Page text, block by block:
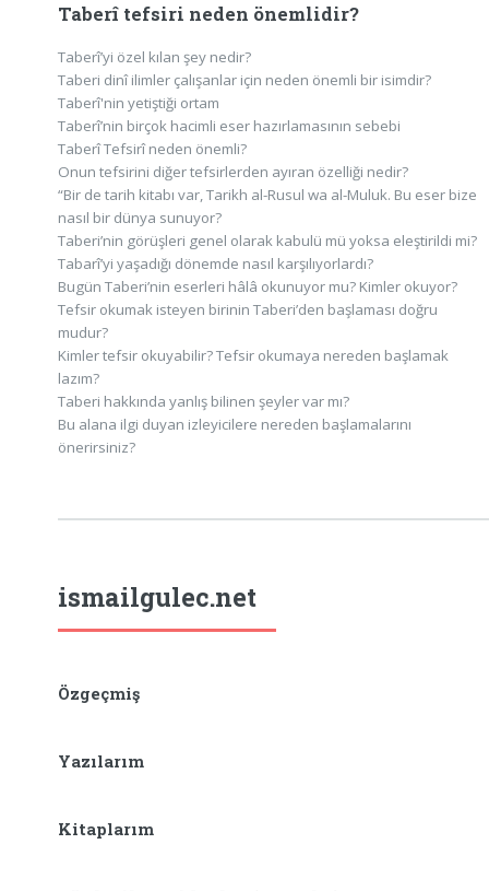
Taberî tefsiri neden önemlidir?
Taberî’yi özel kılan şey nedir?
Taberi dinî ilimler çalışanlar için neden önemli bir isimdir?
Taberî'nin yetiştiği ortam
Taberî’nin birçok hacimli eser hazırlamasının sebebi
Taberî Tefsirî neden önemli?
Onun tefsirini diğer tefsirlerden ayıran özelliği nedir?
“Bir de tarih kitabı var, Tarikh al-Rusul wa al-Muluk. Bu eser bize
nasıl bir dünya sunuyor?
Taberi’nin görüşleri genel olarak kabulü mü yoksa eleştirildi mi?
Tabarî’yi yaşadığı dönemde nasıl karşılıyorlardı?
Bugün Taberi’nin eserleri hâlâ okunuyor mu? Kimler okuyor?
Tefsir okumak isteyen birinin Taberi’den başlaması doğru
mudur?
Kimler tefsir okuyabilir? Tefsir okumaya nereden başlamak
lazım?
Taberi hakkında yanlış bilinen şeyler var mı?
Bu alana ilgi duyan izleyicilere nereden başlamalarını
önerirsiniz?
ismailgulec.net
Özgeçmiş
Yazılarım
Kitaplarım